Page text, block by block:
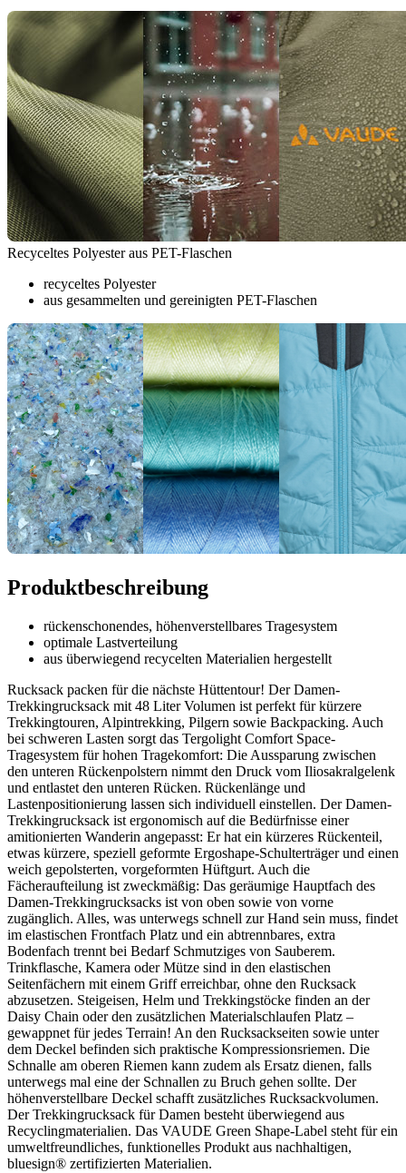
Recyceltes Polyester aus PET-Flaschen
recyceltes Polyester
aus gesammelten und gereinigten PET-Flaschen
Produktbeschreibung
rückenschonendes, höhenverstellbares Tragesystem
optimale Lastverteilung
aus überwiegend recycelten Materialien hergestellt
Rucksack packen für die nächste Hüttentour! Der Damen-
Trekkingrucksack mit 48 Liter Volumen ist perfekt für kürzere
Trekkingtouren, Alpintrekking, Pilgern sowie Backpacking. Auch
bei schweren Lasten sorgt das Tergolight Comfort Space-
Tragesystem für hohen Tragekomfort: Die Aussparung zwischen
den unteren Rückenpolstern nimmt den Druck vom Iliosakralgelenk
und entlastet den unteren Rücken. Rückenlänge und
Lastenpositionierung lassen sich individuell einstellen. Der Damen-
Trekkingrucksack ist ergonomisch auf die Bedürfnisse einer
amitionierten Wanderin angepasst: Er hat ein kürzeres Rückenteil,
etwas kürzere, speziell geformte Ergoshape-Schulterträger und einen
weich gepolsterten, vorgeformten Hüftgurt. Auch die
Fächeraufteilung ist zweckmäßig: Das geräumige Hauptfach des
Damen-Trekkingrucksacks ist von oben sowie von vorne
zugänglich. Alles, was unterwegs schnell zur Hand sein muss, findet
im elastischen Frontfach Platz und ein abtrennbares, extra
Bodenfach trennt bei Bedarf Schmutziges von Sauberem.
Trinkflasche, Kamera oder Mütze sind in den elastischen
Seitenfächern mit einem Griff erreichbar, ohne den Rucksack
abzusetzen. Steigeisen, Helm und Trekkingstöcke finden an der
Daisy Chain oder den zusätzlichen Materialschlaufen Platz –
gewappnet für jedes Terrain! An den Rucksackseiten sowie unter
dem Deckel befinden sich praktische Kompressionsriemen. Die
Schnalle am oberen Riemen kann zudem als Ersatz dienen, falls
unterwegs mal eine der Schnallen zu Bruch gehen sollte. Der
höhenverstellbare Deckel schafft zusätzliches Rucksackvolumen.
Der Trekkingrucksack für Damen besteht überwiegend aus
Recyclingmaterialien. Das VAUDE Green Shape-Label steht für ein
umweltfreundliches, funktionelles Produkt aus nachhaltigen,
bluesign® zertifizierten Materialien.